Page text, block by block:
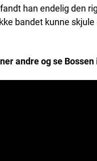
han endelig den
bandet kunne
andre og se